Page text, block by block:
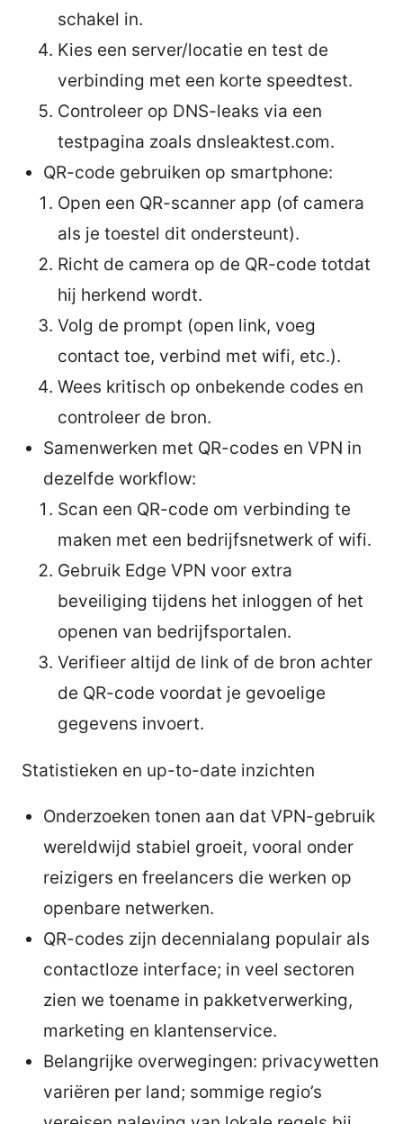
schakel in.
Kies een server/locatie en test de
verbinding met een korte speedtest.
Controleer op DNS-leaks via een
testpagina zoals dnsleaktest.com.
QR-code gebruiken op smartphone:
Open een QR-scanner app (of camera
als je toestel dit ondersteunt).
Richt de camera op de QR-code totdat
hij herkend wordt.
Volg de prompt (open link, voeg
contact toe, verbind met wifi, etc.).
Wees kritisch op onbekende codes en
controleer de bron.
Samenwerken met QR-codes en VPN in
dezelfde workflow:
Scan een QR-code om verbinding te
maken met een bedrijfsnetwerk of wifi.
Gebruik Edge VPN voor extra
beveiliging tijdens het inloggen of het
openen van bedrijfsportalen.
Verifieer altijd de link of de bron achter
de QR-code voordat je gevoelige
gegevens invoert.
Statistieken en up-to-date inzichten
Onderzoeken tonen aan dat VPN-gebruik
wereldwijd stabiel groeit, vooral onder
reizigers en freelancers die werken op
openbare netwerken.
QR-codes zijn decennialang populair als
contactloze interface; in veel sectoren
zien we toename in pakketverwerking,
marketing en klantenservice.
Belangrijke overwegingen: privacywetten
variëren per land; sommige regio’s